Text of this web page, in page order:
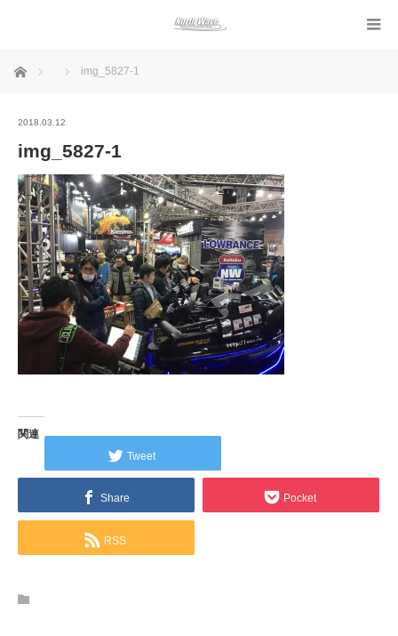
ホーム img_5827-1
2018.03.12
img_5827-1
関連
Tweet
Share Pocket
RSS